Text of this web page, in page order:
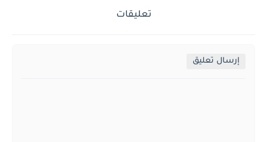
تعليقات
إرسال تعليق